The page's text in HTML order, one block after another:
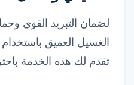
لضمان التبريد القوي
الغسيل العميق
تقدم لك هذه الخدمة